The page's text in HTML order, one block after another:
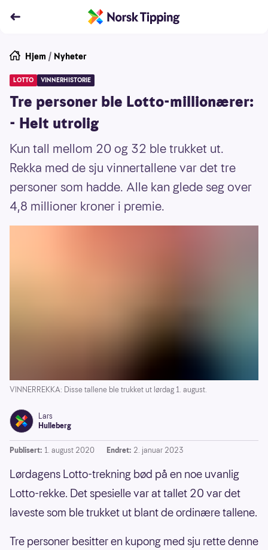
Hjem / Nyheter
LOTTO VINNERHISTORIE
Tre personer ble Lotto-millionærer:
- Helt utrolig
Kun tall mellom 20 og 32 ble trukket ut.
Rekka med de sju vinnertallene var det tre
personer som hadde. Alle kan glede seg over
4,8 millioner kroner i premie.
VINNERREKKA: Disse tallene ble trukket ut lørdag 1. august.
Lars
Hulleberg
Publisert: 1. august 2020 Endret: 2. januar 2023
Lørdagens Lotto-trekning bød på en noe uvanlig
Lotto-rekke. Det spesielle var at tallet 20 var det
laveste som ble trukket ut blant de ordinære tallene.
Tre personer besitter en kupong med sju rette denne